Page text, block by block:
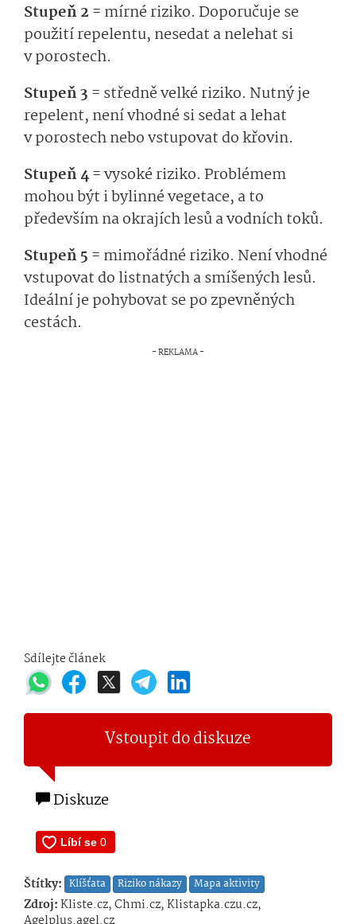
Stupeň 2 = mírné riziko. Doporučuje se
použití repelentu, nesedat a nelehat si
v porostech.
Stupeň 3 = středně velké riziko. Nutný je
repelent, není vhodné si sedat a lehat
v porostech nebo vstupovat do křovin.
Stupeň 4 =vysoké riziko. Problémem
mohou být i bylinné vegetace, a to
především na okrajích lesů a vodních toků.
Stupeň 5 = mimořádné riziko. Není vhodné
vstupovat do listnatých a smíšených lesů.
Ideální je pohybovat se po zpevněných
cestách.
Sdílejte článek
Vstoupit do diskuze
Diskuze
Štítky: Klíšťata Riziko nákazy Mapa aktivity
Zdroj:Kliste.cz, Chmi.cz, Klistapka.czu.cz,